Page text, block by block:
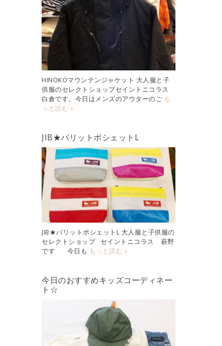
HINOKOマウンテンジャケット 大人服と子
供服のセレクトショップセイントニコラス
白倉です。今日はメンズのアウターのご も
っと読む »
JIB★バリットポシェットL
JIB★バリットポシェットL 大人服と子供服の
セレクトショップ セイントニコラス 萩野
です 今日も もっと読む »
今日のおすすめキッズコーディネー
ト☆